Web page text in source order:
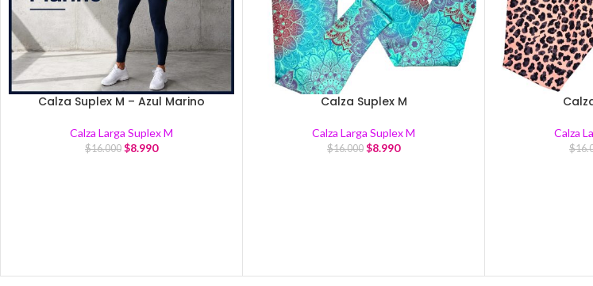
Calza Suplex M – Azul Marino
Calza Larga Suplex M
$16.000 $8.990
Calza Suplex M
Calza Larga Suplex M
$16.000 $8.990
Calza
$